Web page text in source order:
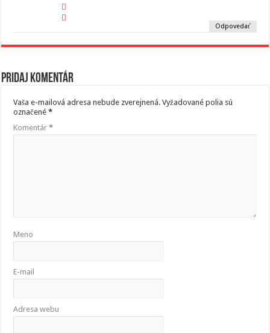
Odpovedať
Pridaj komentár
Vaša e-mailová adresa nebude zverejnená. Vyžadované polia sú
označené*
Komentár*
Meno
E-mail
Adresa webu